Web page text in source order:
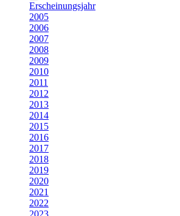
Erscheinungsjahr
2005
2006
2007
2008
2009
2010
2011
2012
2013
2014
2015
2016
2017
2018
2019
2020
2021
2022
2023